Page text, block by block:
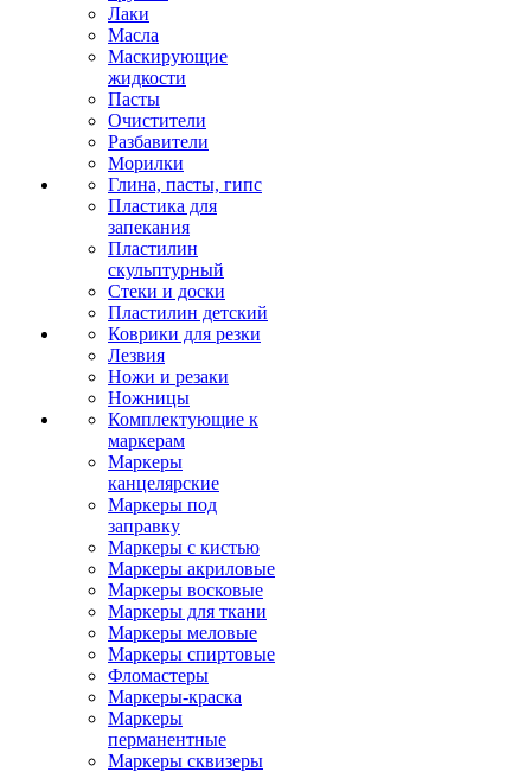
Лаки
Масла
Маскирующие
жидкости
Пасты
Очистители
Разбавители
Морилки
Глина, пасты, гипс
Пластика для
запекания
Пластилин
скульптурный
Стеки и доски
Пластилин детский
Коврики для резки
Лезвия
Ножи и резаки
Ножницы
Комплектующие к
маркерам
Маркеры
канцелярские
Маркеры под
заправку
Маркеры с кистью
Маркеры акриловые
Маркеры восковые
Маркеры для ткани
Маркеры меловые
Маркеры спиртовые
Фломастеры
Маркеры-краска
Маркеры
перманентные
Маркеры сквизеры